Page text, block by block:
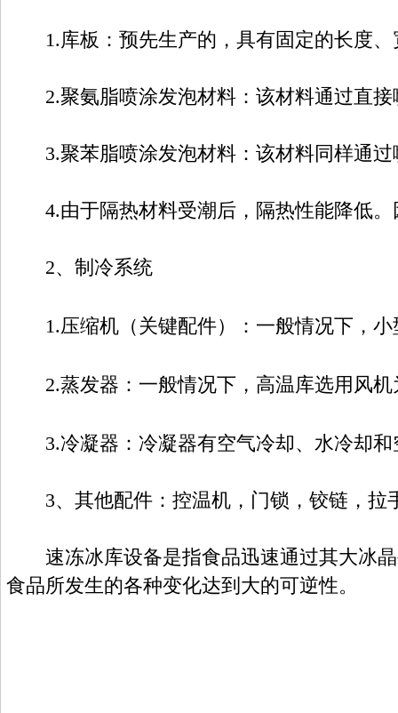
1.库板：预先生产的，具有固定的长度、
2.聚氨脂喷涂发泡材料：该材料通过直接
3.聚苯脂喷涂发泡材料：该材料同样通过
4.由于隔热材料受潮后，隔热性能降低。
2、制冷系统
1.压缩机（关键配件）：一般情况下，小
2.蒸发器：一般情况下，高温库选用风机
3.冷凝器：冷凝器有空气冷却、水冷却和
3、其他配件：控温机，门锁，铰链，拉
速冻冰库设备是指食品迅速通过其大冰晶
食品所发生的各种变化达到大的可逆性。